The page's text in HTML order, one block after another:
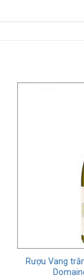
Rượu Vang